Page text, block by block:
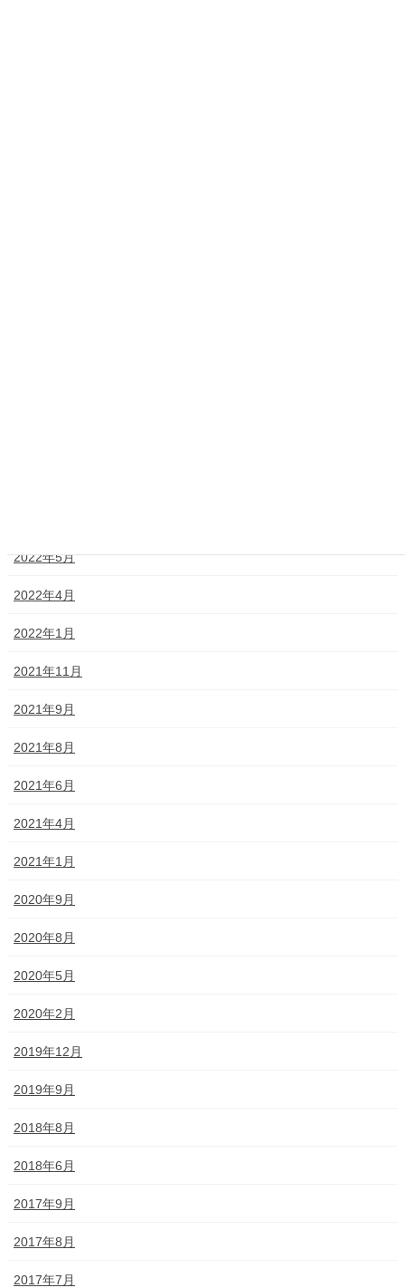
2022年5月
2022年4月
2022年1月
2021年11月
2021年9月
2021年8月
2021年6月
2021年4月
2021年1月
2020年9月
2020年8月
2020年5月
2020年2月
2019年12月
2019年9月
2018年8月
2018年6月
2017年9月
2017年8月
2017年7月